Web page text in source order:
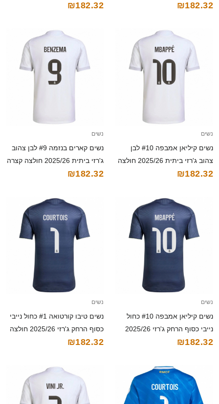
₪182.32
קצרה
₪182.32
נשים
נשים קיליאן אמבפה #10 לבן
צהוב ג'רזי ביתית 2025/26 חולצה
קצרה
₪182.32
נשים
נשים קארים בנזמה #9 לבן צהוב
ג'רזי ביתית 2025/26 חולצה קצרה
₪182.32
נשים
נשים קיליאן אמבפה #10 כחול
נייבי כסוף הרחק ג'רזי 2025/26
חולצה קצרה
₪182.32
נשים
נשים טיבו קורטואה #1 כחול נייבי
כסוף הרחק ג'רזי 2025/26 חולצה
קצרה
₪182.32